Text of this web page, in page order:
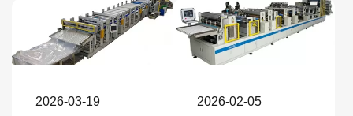
2026-03-19 2026-02-05